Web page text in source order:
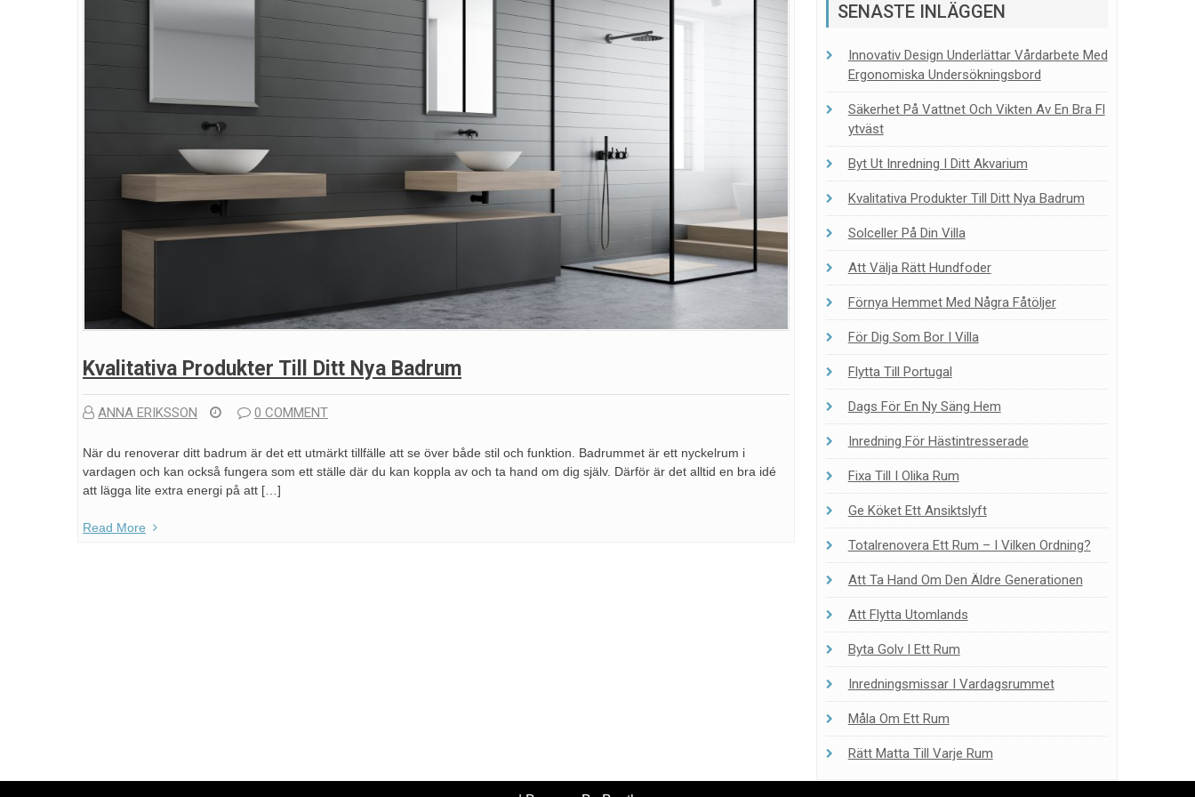
Kvalitativa Produkter Till Ditt Nya Badrum
ANNA ERIKSSON 0 COMMENT
När du renoverar ditt badrum är det ett utmärkt tillfälle att se över både stil och funktion. Badrummet är ett nyckelrum i
vardagen och kan också fungera som ett ställe där du kan koppla av och ta hand om dig själv. Därför är det alltid en bra idé
att lägga lite extra energi på att […]
Read More
SENASTE INLÄGGEN
Innovativ Design Underlättar Vårdarbete Med
Ergonomiska Undersökningsbord
Säkerhet På Vattnet Och Vikten Av En Bra Fl
Ytväst
Byt Ut Inredning I Ditt Akvarium
Kvalitativa Produkter Till Ditt Nya Badrum
Solceller På Din Villa
Att Välja Rätt Hundfoder
Förnya Hemmet Med Några Fåtöljer
För Dig Som Bor I Villa
Flytta Till Portugal
Dags För En Ny Säng Hem
Inredning För Hästintresserade
Fixa Till I Olika Rum
Ge Köket Ett Ansiktslyft
Totalrenovera Ett Rum – I Vilken Ordning?
Att Ta Hand Om Den Äldre Generationen
Att Flytta Utomlands
Byta Golv I Ett Rum
Inredningsmissar I Vardagsrummet
Måla Om Ett Rum
Rätt Matta Till Varje Rum